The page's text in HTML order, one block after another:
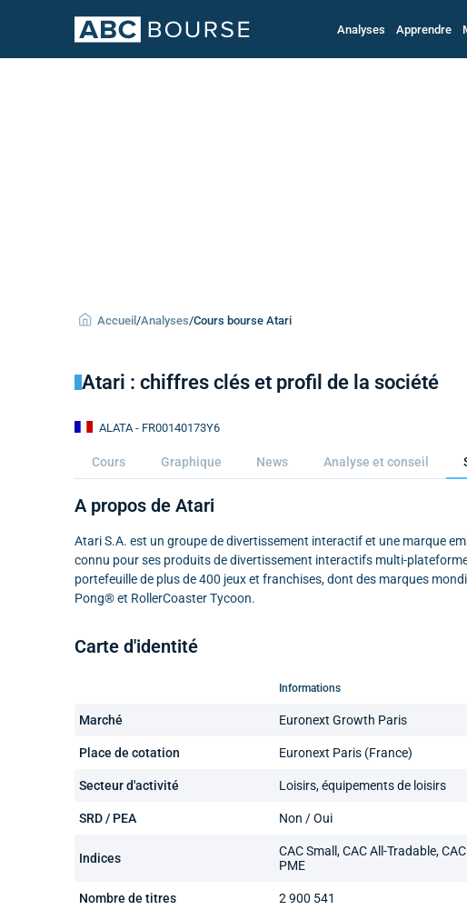
Analyses Apprendre
Accueil /Analyses/Cours bourse Atari
Atari : chiffres clés et profil de la société
ALATA- FR00140173Y6
Cours Graphique News Analyse et conseil
A propos de Atari
Atari S.A. est un groupe de divertissement interactif et une marque
connu pour ses produits de divertissement interactifs multi-
portefeuille de plus de 400 jeux et franchises, dont des marques
Pong® et RollerCoaster Tycoon.
Carte d'identité
Informations
Marché Euronext Growth Paris
Place de cotation Euronext Paris (France)
Secteur d'activité Loisirs, équipements de loisirs
SRD / PEA Non / Oui
Indices
CAC Small, CAC All-Tradable,
PME
Nombre de titres 2 900 541